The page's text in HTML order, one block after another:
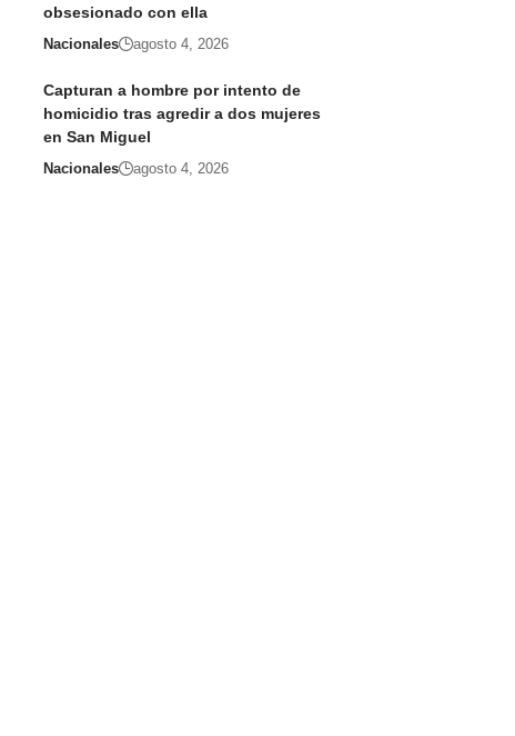
obsesionado con ella
Nacionales agosto 4, 2026
Capturan a hombre por intento de
homicidio tras agredir a dos mujeres
en San Miguel
Nacionales agosto 4, 2026